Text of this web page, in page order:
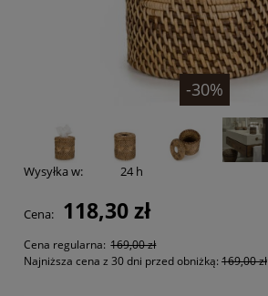
-30%
Wysyłka w: 24 h
Cena: 118,30 zł
Cena regularna: 169,00 zł
Najniższa cena z 30 dni przed obniżką: 169,00 zł